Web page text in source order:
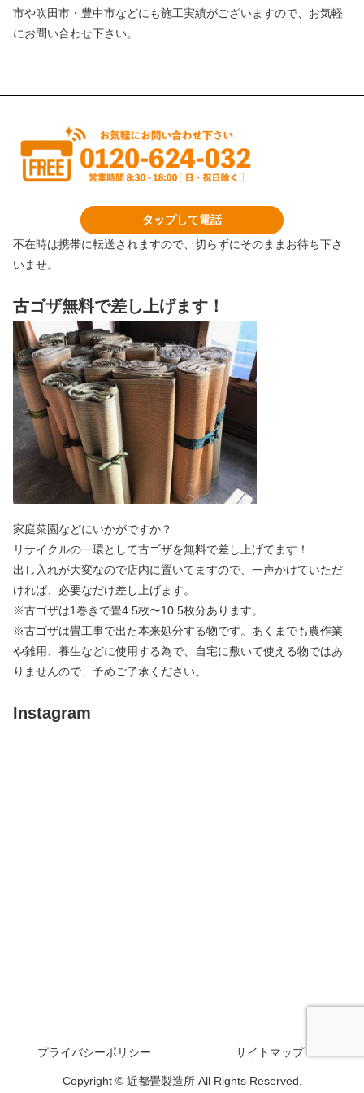
市や吹田市・豊中市などにも施工実績がございますので、お気軽
にお問い合わせ下さい。
タップして電話
不在時は携帯に転送されますので、切らずにそのままお待ち下さ
いませ。
古ゴザ無料で差し上げます！
家庭菜園などにいかがですか？
リサイクルの一環として古ゴザを無料で差し上げてます！
出し入れが大変なので店内に置いてますので、一声かけていただ
ければ、必要なだけ差し上げます。
※古ゴザは1巻きで畳4.5枚〜10.5枚分あります。
※古ゴザは畳工事で出た本来処分する物です。あくまでも農作業
や雑用、養生などに使用する為で、自宅に敷いて使える物ではあ
りませんので、予めご了承ください。
Instagram
プライバシーポリシー サイトマップ
Copyright © 近都畳製造所 All Rights Reserved.